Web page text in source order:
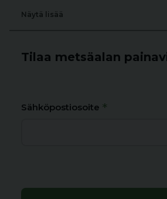
Näytä lisää
Tilaa metsäalan
Sähköpostiosoite *